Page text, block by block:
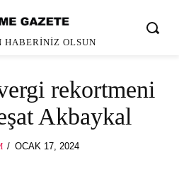
HABERINIZ OLSUN
rekortmeni
Akbaykal
POSTED
OCAK 17, 2024MART